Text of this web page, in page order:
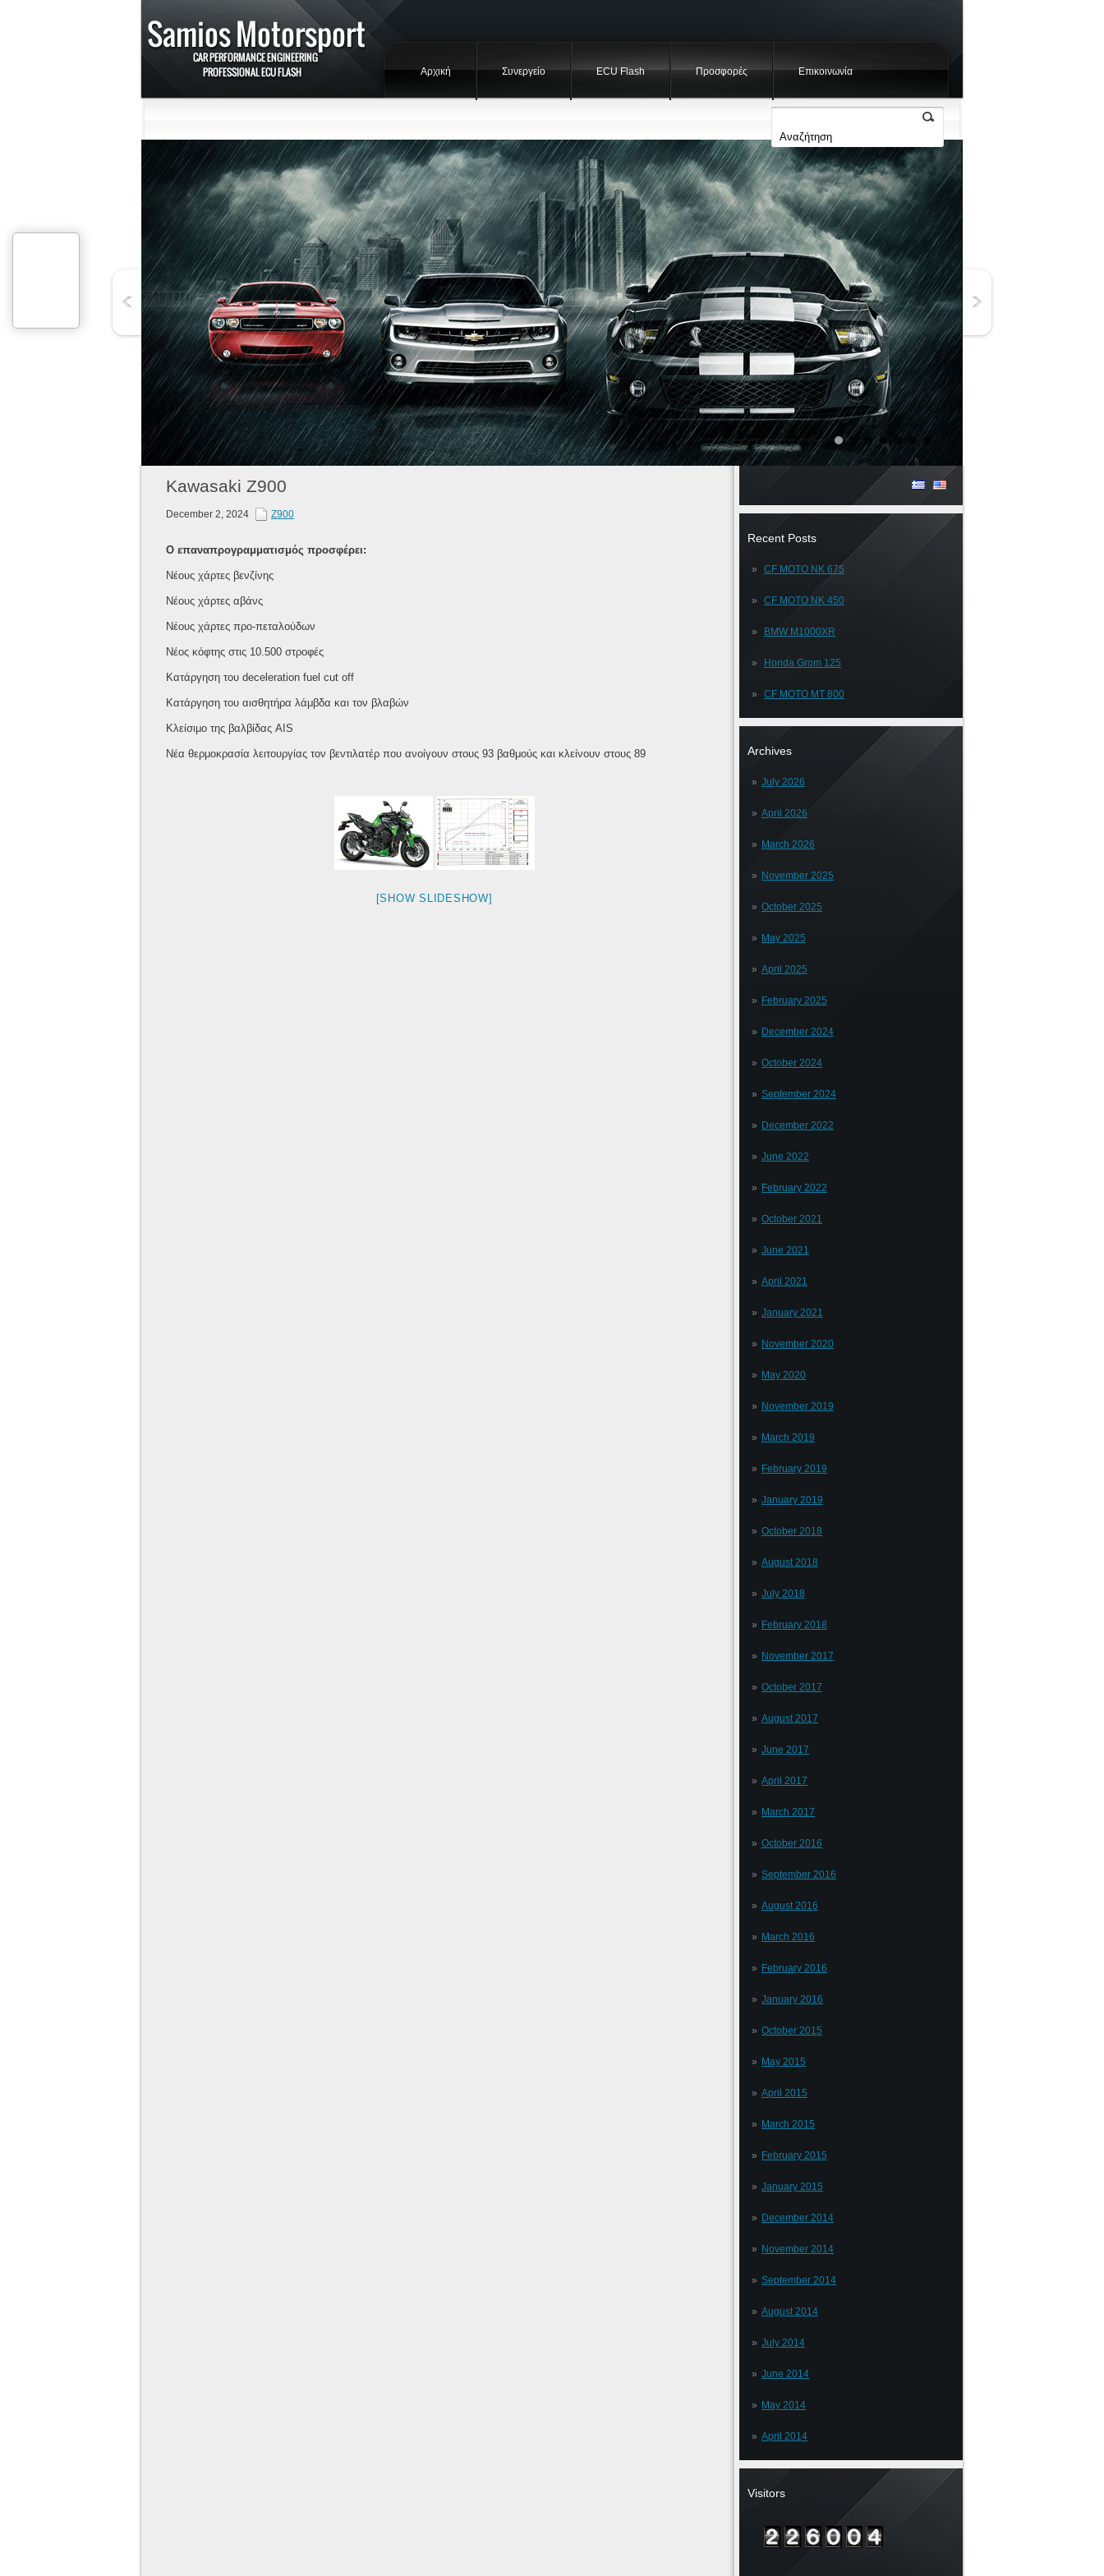
Αρχική Συνεργείο ECU Flash Προσφορές Επικοινωνία
1 2 3 4 5 6 7
Recent Posts
CF MOTO NK 675
CF MOTO NK 450
BMW M1000XR
Honda Grom 125
CF MOTO MT 800
Archives
July 2026
April 2026
March 2026
November 2025
October 2025
May 2025
April 2025
February 2025
December 2024
October 2024
September 2024
December 2022
June 2022
February 2022
October 2021
June 2021
April 2021
January 2021
November 2020
May 2020
November 2019
March 2019
February 2019
January 2019
October 2018
August 2018
July 2018
February 2018
November 2017
October 2017
August 2017
June 2017
April 2017
March 2017
October 2016
September 2016
August 2016
March 2016
February 2016
January 2016
October 2015
May 2015
April 2015
March 2015
February 2015
January 2015
December 2014
November 2014
September 2014
August 2014
July 2014
June 2014
May 2014
April 2014
Visitors
Kawasaki Z900
December 2, 2024 Z900
Ο επαναπρογραμματισμός προσφέρει:
Νέους χάρτες βενζίνης
Νέους χάρτες αβάνς
Νέους χάρτες προ-πεταλούδων
Νέος κόφτης στις 10.500 στροφές
Κατάργηση του deceleration fuel cut off
Κατάργηση του αισθητήρα λάμβδα και τον βλαβών
Κλείσιμο της βαλβίδας AIS
Νέα θερμοκρασία λειτουργίας τον βεντιλατέρ που ανοίγουν στους 93 βαθμούς και κλείνουν στους 89
[SHOW SLIDESHOW]